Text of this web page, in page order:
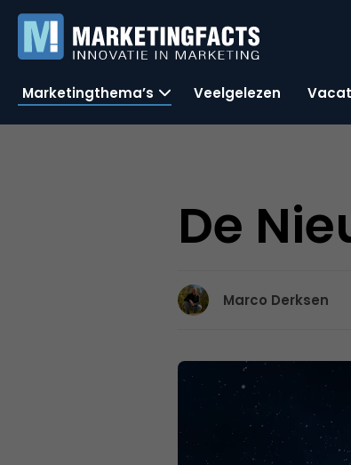
Marketingthema’s Veelgelezen
De
Marco Derksen